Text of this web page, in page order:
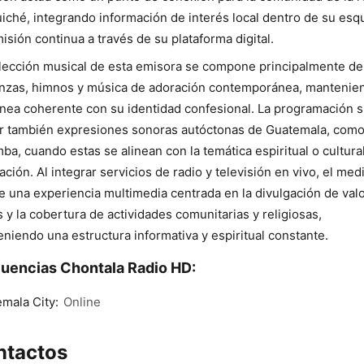
integrando información de interés local dentro de su
continua a través de su plataforma digital.
musical de esta emisora se compone principalmente de
himnos y música de adoración contemporánea,
coherente con su identidad confesional. La programación
también expresiones sonoras autóctonas de Guatemala,
cuando estas se alinean con la temática espiritual o
Al integrar servicios de radio y televisión en vivo, el
una experiencia multimedia centrada en la divulgación de
y la cobertura de actividades comunitarias y religiosas,
una estructura informativa y espiritual constante.
Chontala Radio HD:
City: Online